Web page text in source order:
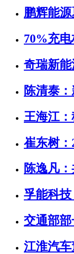
鹏辉能
70%充
奇瑞新
陈清泰
王海江
崔东树
陈逸凡
孚能科
交通部
江淮汽